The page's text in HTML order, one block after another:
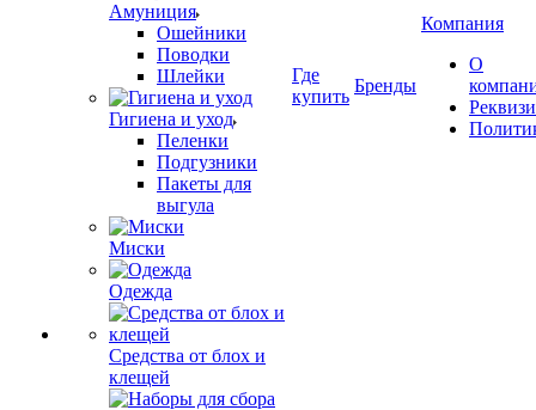
Амуниция
Ошейники
Поводки
Шлейки
Гигиена и уход
Пеленки
Подгузники
Пакеты для
выгула
Миски
Одежда
Средства от блох и
клещей
Где
купить
Бренды
Компания
О